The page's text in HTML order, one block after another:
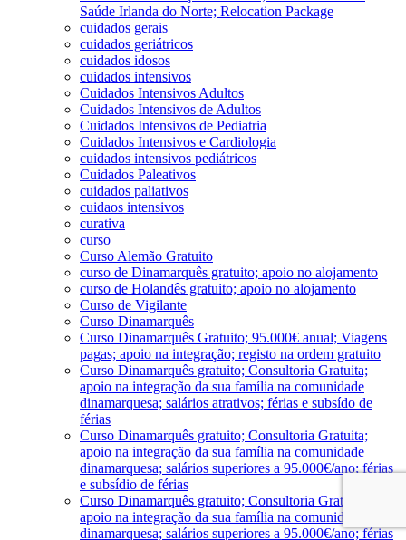
Saúde Irlanda do Norte; Relocation Package
cuidados gerais
cuidados geriátricos
cuidados idosos
cuidados intensivos
Cuidados Intensivos Adultos
Cuidados Intensivos de Adultos
Cuidados Intensivos de Pediatria
Cuidados Intensivos e Cardiologia
cuidados intensivos pediátricos
Cuidados Paleativos
cuidados paliativos
cuidaos intensivos
curativa
curso
Curso Alemão Gratuito
curso de Dinamarquês gratuito; apoio no alojamento
curso de Holandês gratuito; apoio no alojamento
Curso de Vigilante
Curso Dinamarquês
Curso Dinamarquês Gratuito; 95.000€ anual; Viagens
pagas; apoio na integração; registo na ordem gratuito
Curso Dinamarquês gratuito; Consultoria Gratuita;
apoio na integração da sua família na comunidade
dinamarquesa; salários atrativos; férias e subsído de
férias
Curso Dinamarquês gratuito; Consultoria Gratuita;
apoio na integração da sua família na comunidade
dinamarquesa; salários superiores a 95.000€/ano; férias
e subsídio de férias
Curso Dinamarquês gratuito; Consultoria Gratuita;
apoio na integração da sua família na comunidade
dinamarquesa; salários superiores a 95.000€/ano; férias